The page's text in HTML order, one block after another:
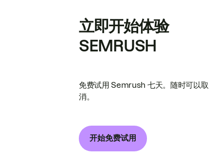
立即开始体验
SEMRUSH
免费试用 Semrush 七天。随时可以取
消。
开始免费试用